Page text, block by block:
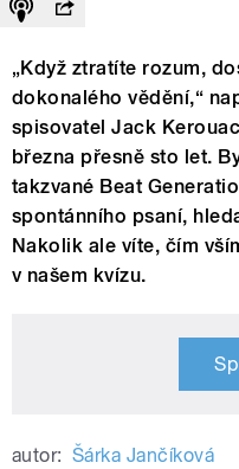
„Když ztratíte rozum,
dokonalého vědění,“
spisovatel Jack
března přesně sto let.
takzvané Beat
spontánního psaní,
Nakolik ale víte, čím
v našem kvízu.
autor: Šárka Jančíková